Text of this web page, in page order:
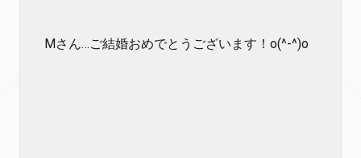
Mさん…ご結婚おめでとうございます！o(^-^)o